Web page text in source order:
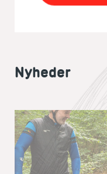
Nyheder